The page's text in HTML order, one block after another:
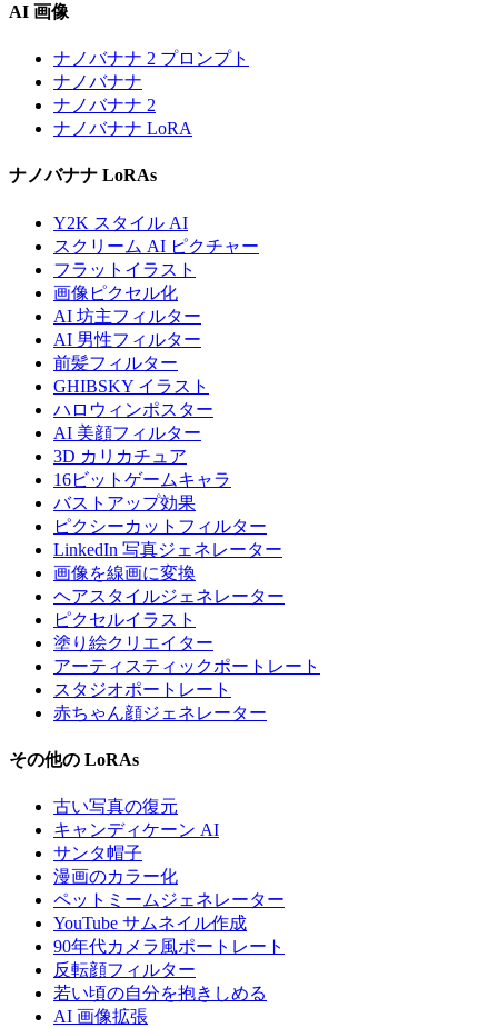
AI 画像
ナノバナナ 2 プロンプト
ナノバナナ
ナノバナナ 2
ナノバナナ LoRA
ナノバナナ LoRAs
Y2K スタイル AI
スクリーム AI ピクチャー
フラットイラスト
画像ピクセル化
AI 坊主フィルター
AI 男性フィルター
前髪フィルター
GHIBSKY イラスト
ハロウィンポスター
AI 美顔フィルター
3D カリカチュア
16ビットゲームキャラ
バストアップ効果
ピクシーカットフィルター
LinkedIn 写真ジェネレーター
画像を線画に変換
ヘアスタイルジェネレーター
ピクセルイラスト
塗り絵クリエイター
アーティスティックポートレート
スタジオポートレート
赤ちゃん顔ジェネレーター
その他の LoRAs
古い写真の復元
キャンディケーン AI
サンタ帽子
漫画のカラー化
ペットミームジェネレーター
YouTube サムネイル作成
90年代カメラ風ポートレート
反転顔フィルター
若い頃の自分を抱きしめる
AI 画像拡張